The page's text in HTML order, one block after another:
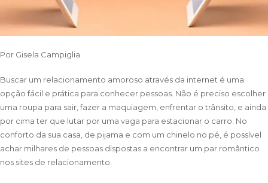
Por Gisela Campiglia
Buscar um relacionamento amoroso através da internet é uma
opção fácil e prática para conhecer pessoas. Não é preciso escolher
uma roupa para sair, fazer a maquiagem, enfrentar o trânsito, e ainda
por cima ter que lutar por uma vaga para estacionar o carro. No
conforto da sua casa, de pijama e com um chinelo no pé, é possível
achar milhares de pessoas dispostas a encontrar um par romântico
nos sites de relacionamento.